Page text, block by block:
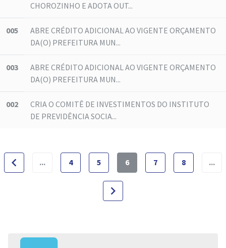
CHOROZINHO E ADOTA OUT...
005
ABRE CRÉDITO ADICIONAL AO VIGENTE ORÇAMENTO
DA(O) PREFEITURA MUN...
003
ABRE CRÉDITO ADICIONAL AO VIGENTE ORÇAMENTO
DA(O) PREFEITURA MUN...
002
CRIA O COMITÊ DE INVESTIMENTOS DO INSTITUTO
DE PREVIDÊNCIA SOCIA...
navigate_before ... 4 5 6 7 8 ...
navigate_next